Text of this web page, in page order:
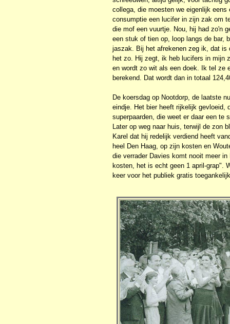
collega, die moesten we eigenlijk
consumptie een lucifer in zijn zak om
die mof een vuurtje. Nou, hij had zo'n
een stuk of tien op, loop langs de bar,
jaszak. Bij het afrekenen zeg ik, dat is
het zo. Hij zegt, ik heb lucifers in mijn
en wordt zo wit als een doek. Ik tel ze
berekend. Dat wordt dan in totaal
De koersdag op Nootdorp, de laatste
eindje. Het bier heeft rijkelijk gevloeid,
superpaarden, die weet er daar een te
Later op weg naar huis, terwijl de zon
Karel dat hij redelijk verdiend heeft
heel Den Haag, op zijn kosten en
die verrader Davies komt nooit meer
kosten, het is echt geen 1 april-grap".
keer voor het publiek gratis